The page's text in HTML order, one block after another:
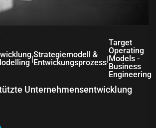
|Strategiemodell &
Entwickungsprozess|
Target
Operating
Models -
Business
Engineering
Unternehmensentwicklung